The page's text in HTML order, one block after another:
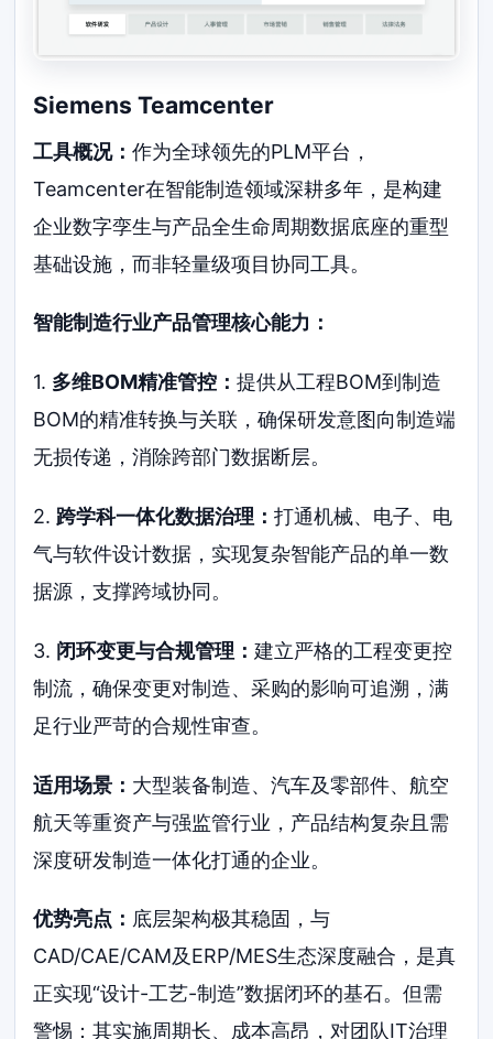
Siemens Teamcenter
工具概况：作为全球领先的PLM平台，
Teamcenter在智能制造领域深耕多年，是构建
企业数字孪生与产品全生命周期数据底座的重型
基础设施，而非轻量级项目协同工具。
智能制造行业产品管理核心能力：
1. 多维BOM精准管控：提供从工程BOM到制造
BOM的精准转换与关联，确保研发意图向制造端
无损传递，消除跨部门数据断层。
2. 跨学科一体化数据治理：打通机械、电子、电
气与软件设计数据，实现复杂智能产品的单一数
据源，支撑跨域协同。
3. 闭环变更与合规管理：建立严格的工程变更控
制流，确保变更对制造、采购的影响可追溯，满
足行业严苛的合规性审查。
适用场景： 大型装备制造、汽车及零部件、航空
航天等重资产与强监管行业，产品结构复杂且需
深度研发制造一体化打通的企业。
优势亮点： 底层架构极其稳固，与
CAD/CAE/CAM及ERP/MES生态深度融合，是真
正实现“设计-工艺-制造”数据闭环的基石。但需
警惕：其实施周期长、成本高昂，对团队IT治理